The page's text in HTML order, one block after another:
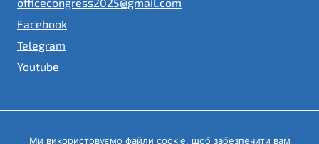
Facebook
Telegram
Youtube
Ми використовуємо файли cookie, щоб забезпечити вам